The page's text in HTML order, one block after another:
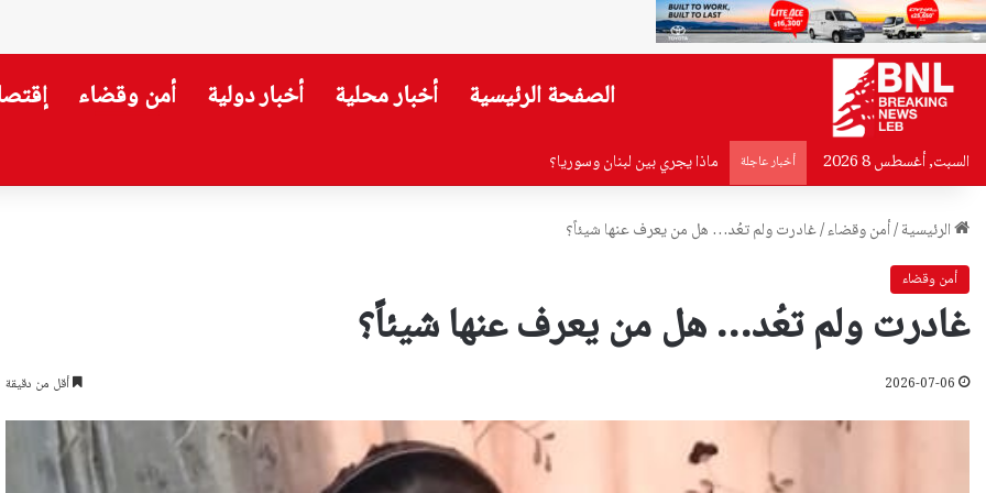
الصفحة الرئيسية أخبار محلية أخبار دولية أمن وقضاء
السبت, أغسطس 8 2026 أخبار عاجلة ماذا يجري بين لبنان وسوريا؟
الرئيسية/أمن وقضاء/غادرت ولم تعُد… هل من يعرف عنها شيئاً؟
أمن وقضاء
غادرت ولم تعُد… هل من يعرف عنها شيئاً؟
2026-07-06 أقل من دقيقة